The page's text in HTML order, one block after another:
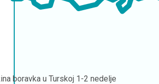
boravka u Turskoj 1-2 nedelje